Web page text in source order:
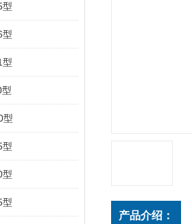
型
型
型
型
型
型
型
产品介绍：